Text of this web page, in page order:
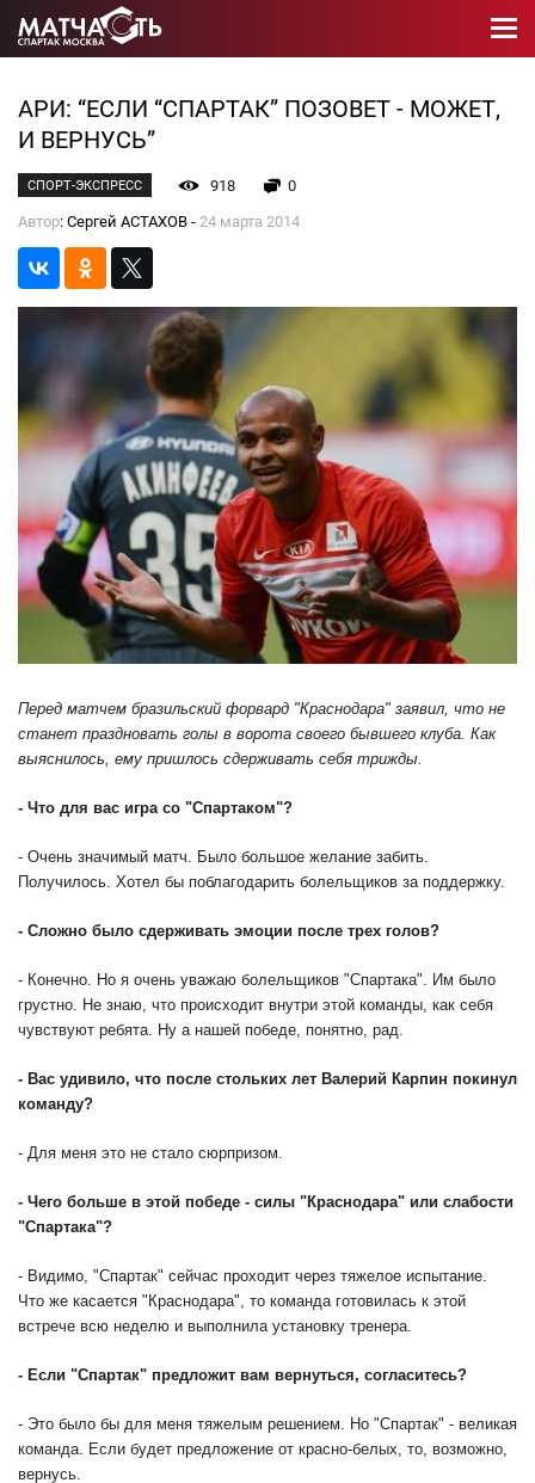
АРИ: “ЕСЛИ “СПАРТАК” ПОЗОВЕТ - МОЖЕТ,
И ВЕРНУСЬ”
СПОРТ-ЭКСПРЕСС 918
0
Автор: Сергей АСТАХОВ - 24 марта 2014
Перед матчем бразильский форвард "Краснодара" заявил, что не
станет праздновать голы в ворота своего бывшего клуба. Как
выяснилось, ему пришлось сдерживать себя трижды.
- Что для вас игра со "Спартаком"?
- Очень значимый матч. Было большое желание забить.
Получилось. Хотел бы поблагодарить болельщиков за поддержку.
- Сложно было сдерживать эмоции после трех голов?
- Конечно. Но я очень уважаю болельщиков "Спартака". Им было
грустно. Не знаю, что происходит внутри этой команды, как себя
чувствуют ребята. Ну а нашей победе, понятно, рад.
- Вас удивило, что после стольких лет Валерий Карпин покинул
команду?
- Для меня это не стало сюрпризом.
- Чего больше в этой победе - силы "Краснодара" или слабости
"Спартака"?
- Видимо, "Спартак" сейчас проходит через тяжелое испытание.
Что же касается "Краснодара", то команда готовилась к этой
встрече всю неделю и выполнила установку тренера.
- Если "Спартак" предложит вам вернуться, согласитесь?
- Это было бы для меня тяжелым решением. Но "Спартак" - великая
команда. Если будет предложение от красно-белых, то, возможно,
вернусь.